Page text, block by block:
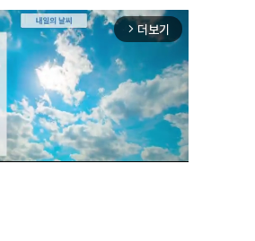
arrow_forward_ios 더보기